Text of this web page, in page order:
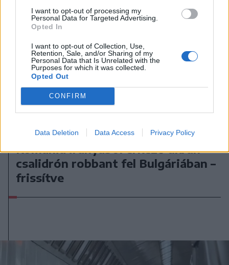
I want to opt-out of processing my
Personal Data for Targeted Advertising.
Opted In
I want to opt-out of Collection, Use,
Retention, Sale, and/or Sharing of my
Personal Data that Is Unrelated with the
Purposes for which it was collected.
Opted Out
CONFIRM
Data Deletion Data Access Privacy Policy
2026. augusztus 08., szombat
Románia irányából érkező ukrán
csalidrón robbant fel Bulgáriában –
frissítve